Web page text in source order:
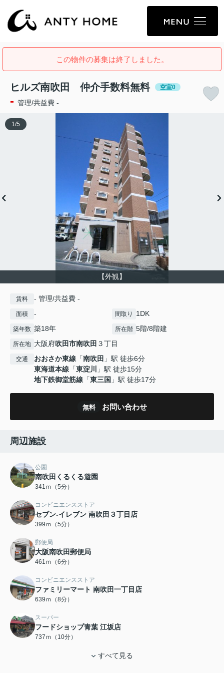
この物件の募集は終了しました。
ヒルズ南吹田 仲介手数料無料 空室0
- 管理/共益費 -
【外観】
1 /5
賃料 - 管理/共益費 -
面積 - 間取り 1DK
築年数 築18年 所在階 5階/8階建
所在地 大阪府吹田市南吹田 ３丁目
交通 おおさか東線 「南吹田 」駅 徒歩6分
東海道本線 「東淀川
」駅 徒歩15分
地下鉄御堂筋線 「東三国 」駅 徒歩17分
無料 お問い合わせ
周辺施設
公園
南吹田くるくる遊園
341ｍ（5分）
コンビニエンスストア
セブン-イレブン 南吹田３丁目店
399ｍ（5分）
郵便局
大阪南吹田郵便局
461ｍ（6分）
コンビニエンスストア
ファミリーマート 南吹田一丁目店
639ｍ（8分）
スーパー
フードショップ青葉 江坂店
737ｍ（10分）
すべて見る